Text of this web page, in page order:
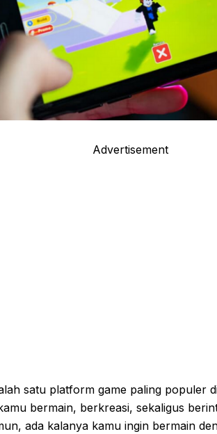
Advertisement
satu platform game paling populer
bermain, berkreasi, sekaligus
ada kalanya kamu ingin bermain